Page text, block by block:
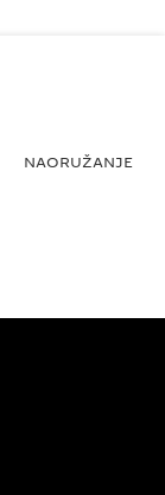
NAORUŽANJE